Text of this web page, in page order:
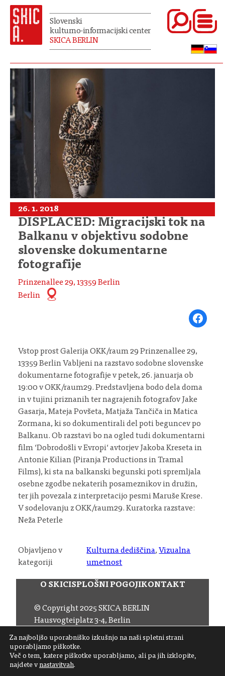
Slovenski
kulturno-informacijski center
SKICA BERLIN
26. 1. 2018
DISPLACED: Migracijski tok na
Balkanu v objektivu sodobne
slovenske dokumentarne
fotografije
Prinzenallee 29, 13359 Berlin
Berlin
Share on
Vstop prost Galerija OKK/raum 29 Prinzenallee 29,
13359 Berlin Vabljeni na razstavo sodobne slovenske
dokumentarne fotografije v petek, 26. januarja ob
19:00 v OKK/raum29. Predstavljena bodo dela doma
in v tujini priznanih ter nagrajenih fotografov Jake
Gasarja, Mateja Povšeta, Matjaža Tančiča in Matica
Zormana, ki so dokumentirali del poti beguncev po
Balkanu. Ob razstavi bo na ogled tudi dokumentarni
film ‘Dobrodošli v Evropi‘ avtorjev Jakoba Kreseta in
Antonie Kilian (Piranja Productions in Tramal
Films), ki sta na balkanski begunski poti spremljala
osebne zgodbe nekaterih posameznikov in družin,
ter jih povezala z interpretacijo pesmi Maruše Krese.
V sodelovanju z OKK/raum29. Kuratorka razstave:
Neža Peterle
Objavljeno v
kategoriji
Kulturna dediščina, Vizualna
umetnost
Za najboljšo uporabniško izkušnjo na naši spletni strani
uporabljamo piškotke.
Več o tem, katere piškotke uporabljamo, ali pa jih izklopite,
najdete v nastavitvah.
O SKICISPLOŠNI POGOJIKONTAKT
© Copyright 2025 SKICA BERLIN
Hausvogteiplatz 3-4, Berlin
Tel:+49 30 206 145 57